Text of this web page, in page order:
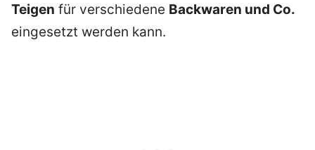
Teigen für verschiedene Backwaren und Co.
eingesetzt werden kann.